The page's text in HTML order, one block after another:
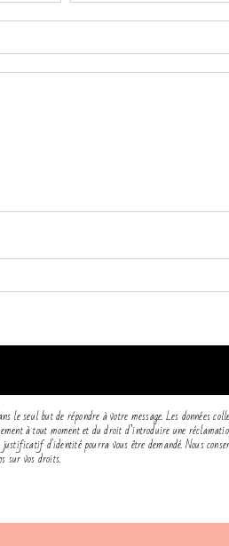
seul but de répondre à votre message. Les données
à tout moment et du droit d’introduire une
d'identité pourra vous être demandé. Nous
sur vos droits.